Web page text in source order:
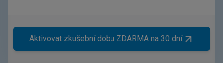
Aktivovat zkušební dobu ZDARMA na 30 dní